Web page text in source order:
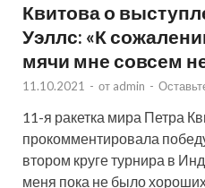
Квитова о
Уэллс: «К
мячи мне совсем
11.10.2021 - от admin -
11-я ракетка мира Петра
прокомментировала
втором круге турнира в
меня пока не было хороших